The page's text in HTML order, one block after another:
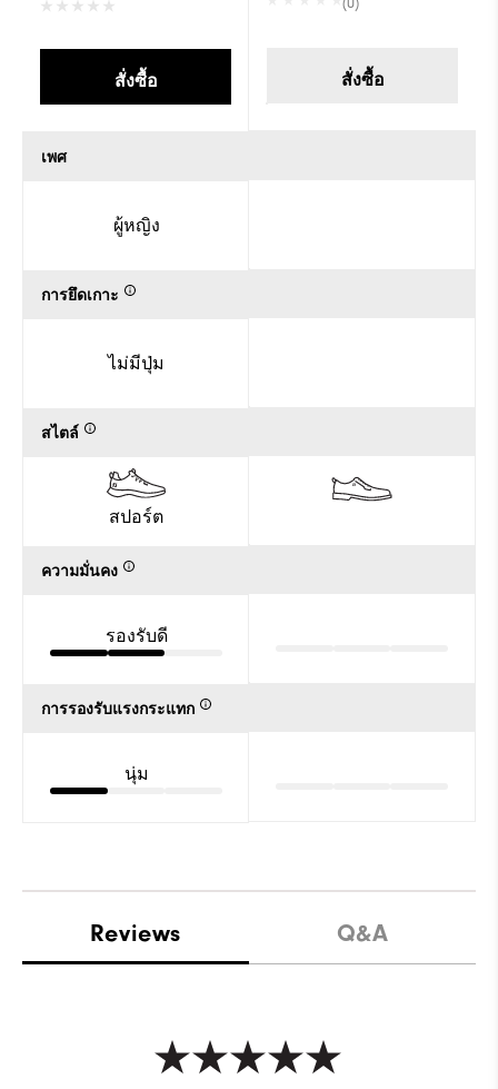
สั่งซื้อ
เพศ
ผู้หญิง
การยึดเกาะ
ไม่มีปุ่ม
สไตล์
สปอร์ต
ความมั่นคง
รองรับดี
การรองรับแรงกระแทก
นุ่ม
สั่งซื้อ
Reviews Q&A